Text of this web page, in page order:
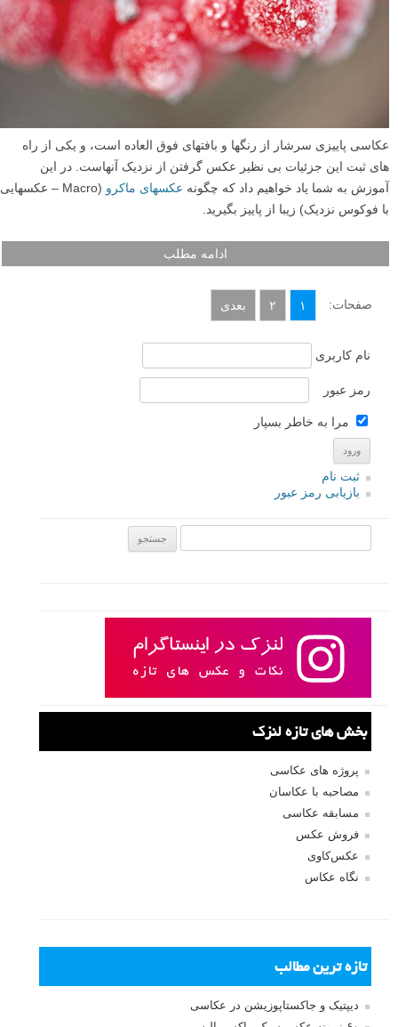
عکاسی پاییزی سرشار از رنگها و بافتهای فوق العاده است، و یکی از راه
های ثبت این جزئیات بی نظیر عکس گرفتن از نزدیک آنهاست. در این
آموزش به شما یاد خواهیم داد که چگونه عکسهای ماکرو
(Macro – عکسهایی
با فوکوس نزدیک) زیبا از پاییز بگیرید.
ادامه مطلب
صفحات: ۱ ۲ بعدی
نام کاربری
رمز عبور
مرا به خاطر بسپار
ثبت نام
بازیابی رمز عبور
بخش های تازه لنزک
پروژه های عکاسی
مصاحبه با عکاسان
مسابقه عکاسی
فروش عکس
عکس‌کاوی
نگاه عکاس
تازه ترین مطالب
دیپتیک و جاکستا‌پوزیشن در عکاسی